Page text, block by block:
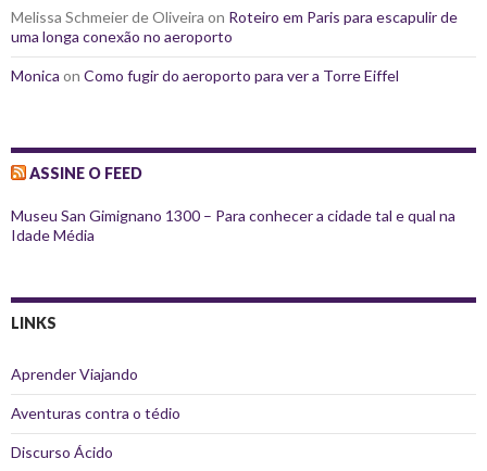
Melissa Schmeier de Oliveira on Roteiro em Paris para escapulir de
uma longa conexão no aeroporto
Monica on Como fugir do aeroporto para ver a Torre Eiffel
ASSINE O FEED
Museu San Gimignano 1300 – Para conhecer a cidade tal e qual na
Idade Média
LINKS
Aprender Viajando
Aventuras contra o tédio
Discurso Ácido